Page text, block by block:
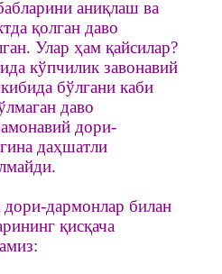
аниқлаш ва
қолган даво
Улар ҳам қайсилар?
кўпчилик завонавий
бўлгани каби
даво
дори-
даҳшатли
дори-дармонлар билан
қисқача